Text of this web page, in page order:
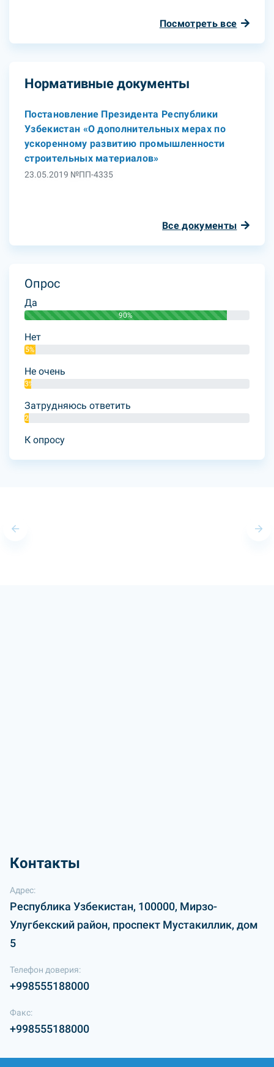
Посмотреть все
Нормативные документы
Постановление Президента Республики
Узбекистан «О дополнительных мерах по
ускоренному развитию промышленности
строительных материалов»
23.05.2019 №ПП-4335
Все документы
Опрос
Да
90%
Нет
5%
Не очень
3%
Затрудняюсь ответить
2%
К опросу
Контакты
Адрес:
Республика Узбекистан, 100000, Мирзо-
Улугбекский район, проспект Мустакиллик, дом
5
Телефон доверия:
+998555188000
Факс:
+998555188000